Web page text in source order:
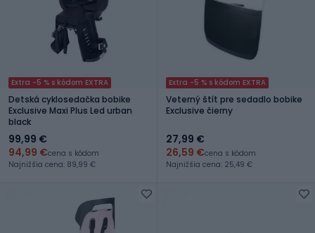
Extra -5 % s kódom EXTRA
Detská cyklosedačka bobike
Exclusive Maxi Plus Led urban
black
99,99 €
94,99 €cena s kódom
Najnižšia cena: 89,99 €
Extra -5 % s kódom EXTRA
Veterný štít pre sedadlo bobike
Exclusive čierny
27,99 €
26,59 €cena s kódom
Najnižšia cena: 25,49 €